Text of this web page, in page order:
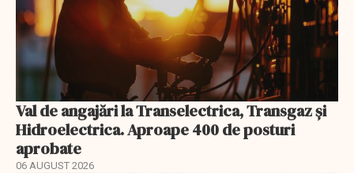
Val de angajări la Transelectrica, Transgaz și
Hidroelectrica. Aproape 400 de posturi
aprobate
06 AUGUST 2026